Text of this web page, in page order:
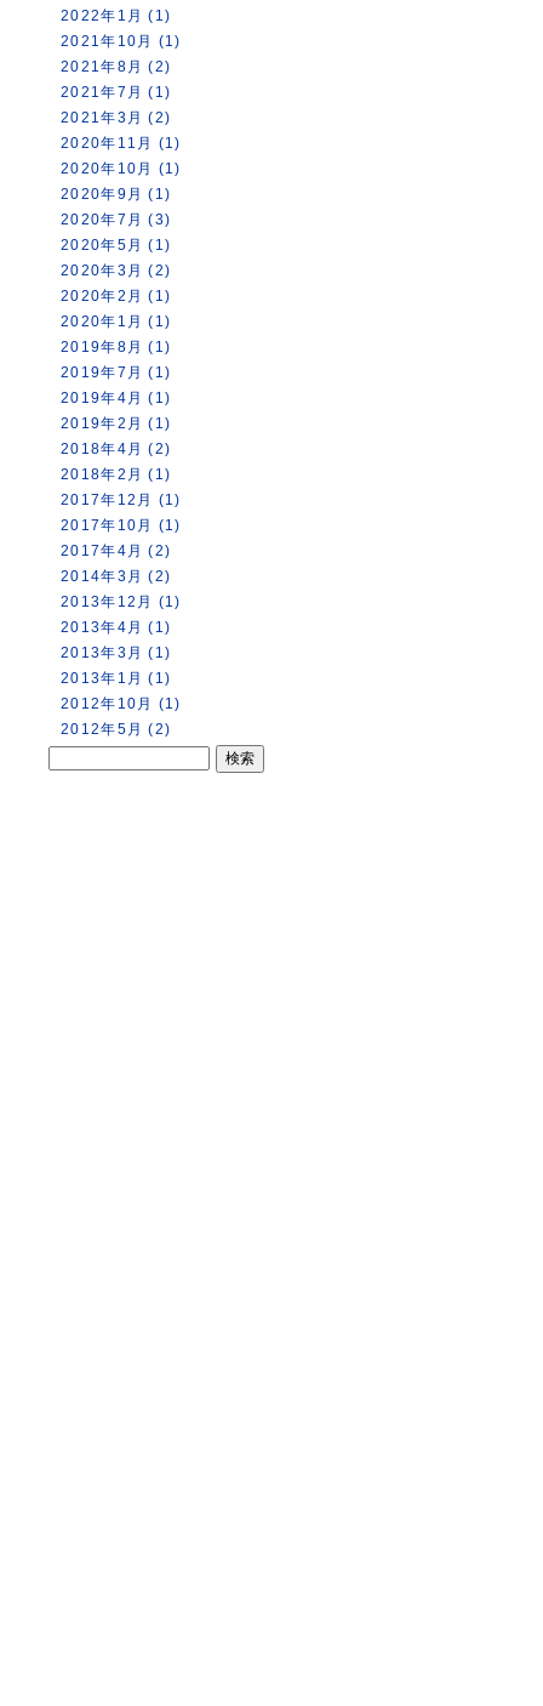
2022年1月 (1)
2021年10月 (1)
2021年8月 (2)
2021年7月 (1)
2021年3月 (2)
2020年11月 (1)
2020年10月 (1)
2020年9月 (1)
2020年7月 (3)
2020年5月 (1)
2020年3月 (2)
2020年2月 (1)
2020年1月 (1)
2019年8月 (1)
2019年7月 (1)
2019年4月 (1)
2019年2月 (1)
2018年4月 (2)
2018年2月 (1)
2017年12月 (1)
2017年10月 (1)
2017年4月 (2)
2014年3月 (2)
2013年12月 (1)
2013年4月 (1)
2013年3月 (1)
2013年1月 (1)
2012年10月 (1)
2012年5月 (2)